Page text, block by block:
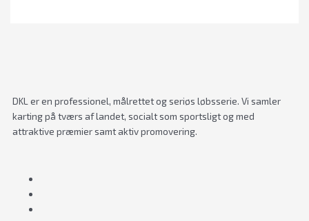
DKL er en professionel, målrettet og seriøs løbsserie. Vi samler
karting på tværs af landet, socialt som sportsligt og med
attraktive præmier samt aktiv promovering.